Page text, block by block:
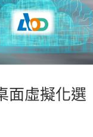
面虛擬化選